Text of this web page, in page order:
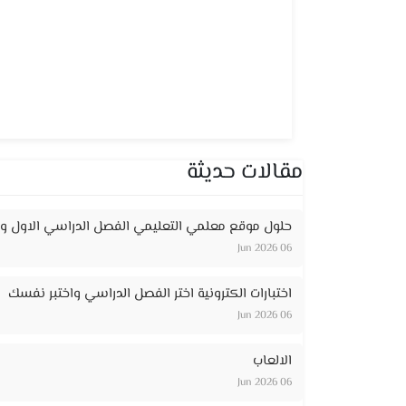
مقالات حديثة
حلول موقع معلمي التعليمي الفصل الدراسي الاول
06 Jun 2026
اختبارات الكترونية اختر الفصل الدراسي واختبر نفسك
06 Jun 2026
الالعاب
06 Jun 2026